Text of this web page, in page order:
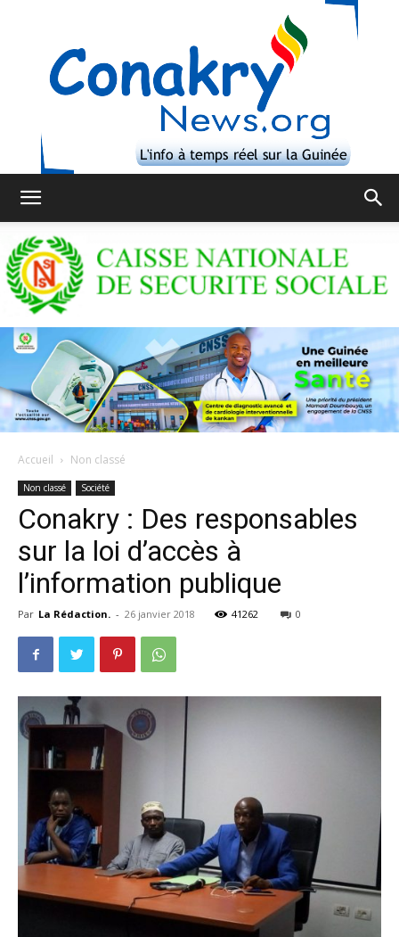
Accueil Non classé
Non classé Société
Conakry : Des responsables
sur la loi d’accès à
l’information publique
Par La Rédaction. - 26 janvier 2018 41262 0